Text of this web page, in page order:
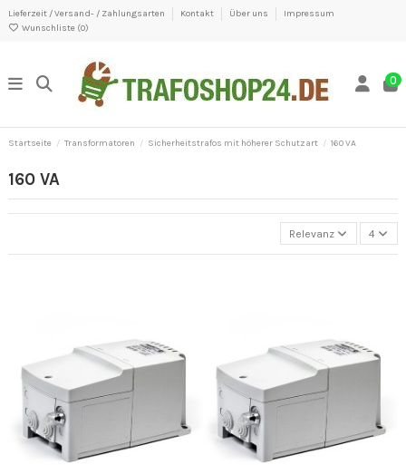
Lieferzeit / Versand- / Zahlungsarten Kontakt Über uns
Impressum
Wunschliste (0)
0
Startseite Transformatoren Sicherheitstrafos mit höherer Schutzart 160 VA
160 VA
Relevanz 4